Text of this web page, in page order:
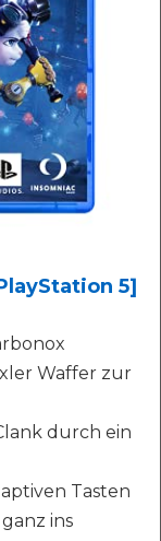
5]
Waffer zur
durch ein
Tasten
ins